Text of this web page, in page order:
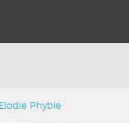
Elodie Phybie